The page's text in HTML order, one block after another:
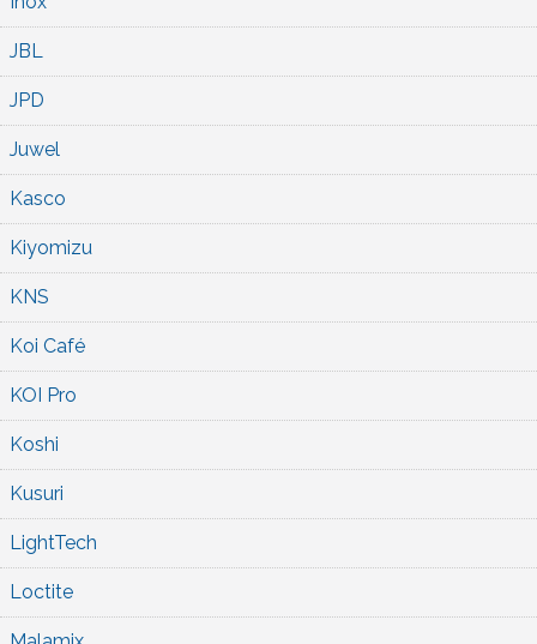
JBL
JPD
Juwel
Kasco
Kiyomizu
KNS
Koi Café
KOI Pro
Koshi
Kusuri
LightTech
Loctite